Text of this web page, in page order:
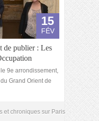
15
FÉV
de publier : Les
9e arrondissement,
Grand Orient de
et chroniques sur Paris